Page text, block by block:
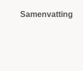
Samenvatting